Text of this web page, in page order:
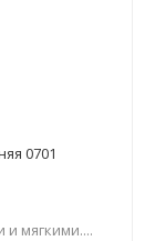
0701
мягкими....